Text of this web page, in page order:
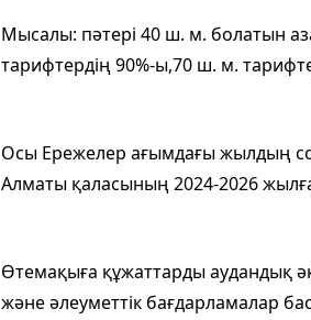
Мысалы: пәтері 40 ш. м. болатын
тарифтердің 90%-ы,70 ш. м.
Осы Ережелер ағымдағы жылдың
Алматы қаласының 2024-2026
Өтемақыға құжаттарды аудандық
және әлеуметтік бағдарламалар